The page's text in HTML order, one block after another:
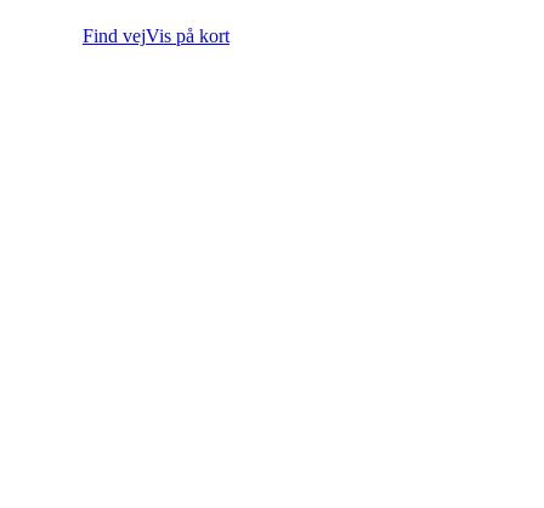
Find vejVis på kort